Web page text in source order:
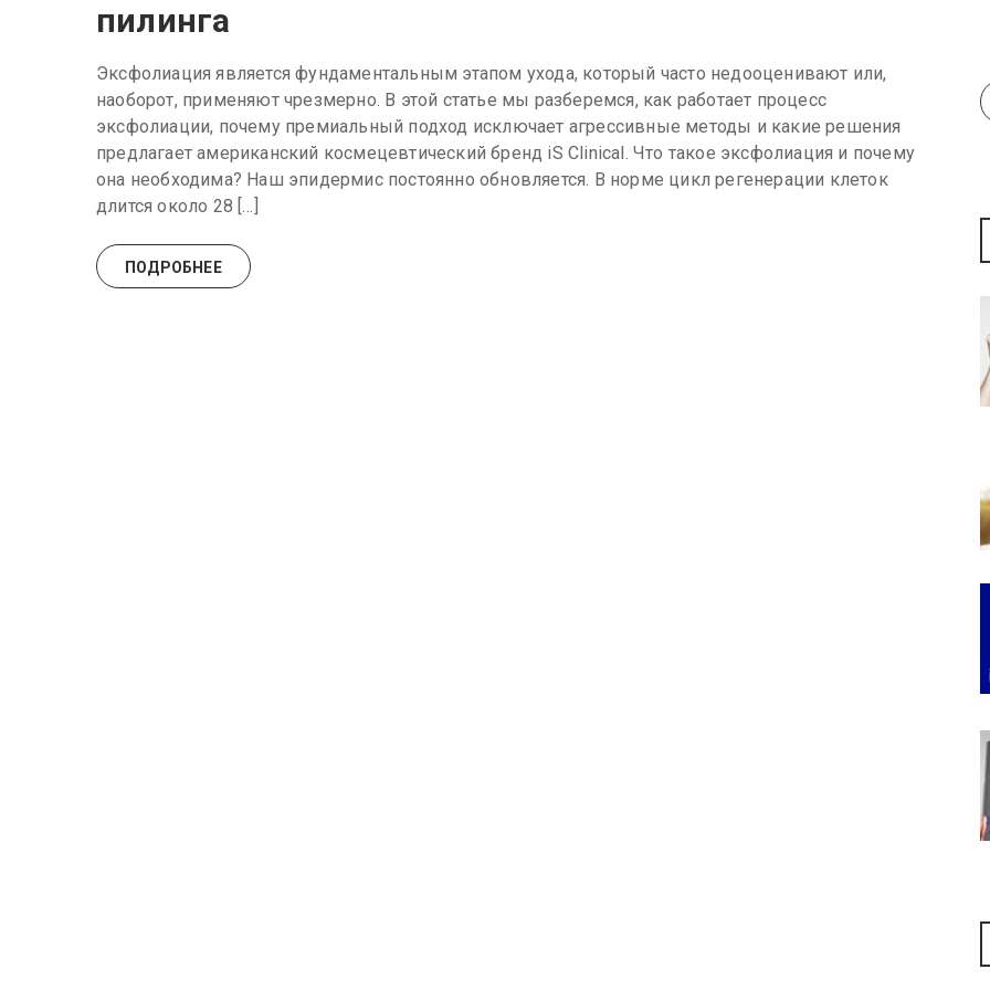
пилинга
Эксфолиация является фундаментальным этапом ухода, который часто недооценивают или,
наоборот, применяют чрезмерно. В этой статье мы разберемся, как работает процесс
эксфолиации, почему премиальный подход исключает агрессивные методы и какие решения
предлагает американский космецевтический бренд iS Clinical. Что такое эксфолиация и почему
она необходима? Наш эпидермис постоянно обновляется. В норме цикл регенерации клеток
длится около 28 […]
ПОДРОБНЕЕ